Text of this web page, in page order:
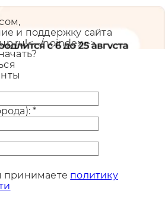
и поддержку сайта
noindex-->
*
принимаете политику